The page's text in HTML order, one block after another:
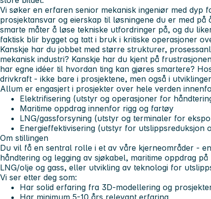
Vi søker en erfaren senior mekanisk ingeniør med dyp
prosjektansvar og eierskap til løsningene du er med på
smarte måter å løse tekniske utfordringer på, og du
faktisk blir bygget og tatt i bruk i kritiske operasjoner
Kanskje har du jobbet med større strukturer,
mekanisk industri? Kanskje har du kjent på
har egne idéer til hvordan ting kan gjøres smartere?
drivkraft - ikke bare i prosjektene, men også i
Allum er engasjert i prosjekter over hele verden
Elektrifisering (utstyr og operasjoner for
Maritime oppdrag innenfor rigg og fartøy
LNG/gassforsyning (utstyr og terminaler for
Energieffektivisering (utstyr for utslippsreduksjon
Om stillingen
Du vil få en sentral rolle i et av våre kjerneområder -
håndtering og legging av sjøkabel, maritime oppdrag
LNG/olje og gass, eller utvikling av teknologi for
Vi ser etter deg som:
Har solid erfaring fra 3D-modellering og
Har minimum 5-10 års relevant erfaring